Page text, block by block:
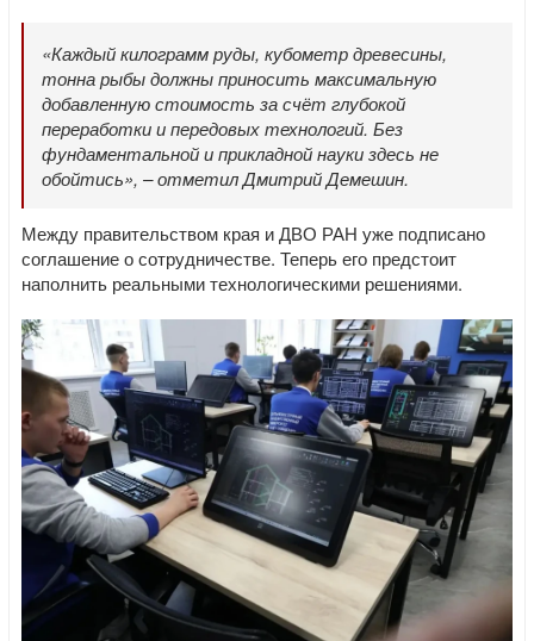
«Каждый килограмм руды, кубометр древесины,
тонна рыбы должны приносить максимальную
добавленную стоимость за счёт глубокой
переработки и передовых технологий. Без
фундаментальной и прикладной науки здесь не
обойтись», – отметил Дмитрий Демешин.
Между правительством края и ДВО РАН уже подписано
соглашение о сотрудничестве. Теперь его предстоит
наполнить реальными технологическими решениями.